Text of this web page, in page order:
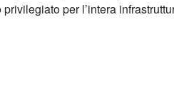
per l’intera